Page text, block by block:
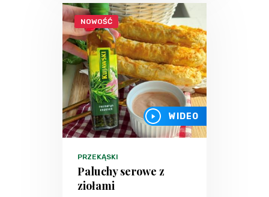
NOWOŚĆ
WIDEO
PRZEKĄSKI
Paluchy serowe z
ziołami